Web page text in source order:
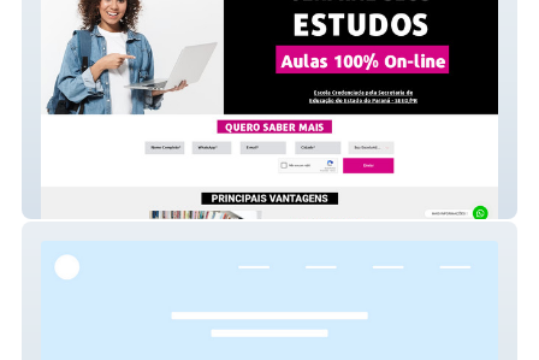
EJA DOM COLOMBO